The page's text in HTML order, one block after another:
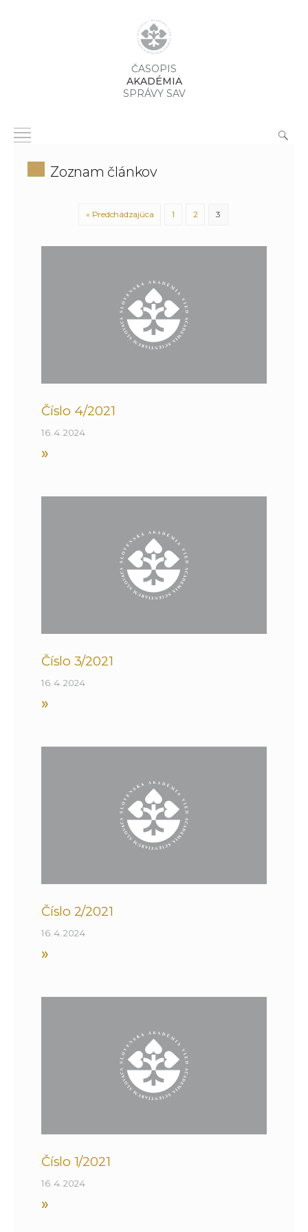
ČASOPIS
AKADÉMIA
SPRÁVY SAV
Zoznam článkov
« Predchádzajúca 1 2 3
Číslo 4/2021
16. 4. 2024
»
Číslo 3/2021
16. 4. 2024
»
Číslo 2/2021
16. 4. 2024
»
Číslo 1/2021
16. 4. 2024
»